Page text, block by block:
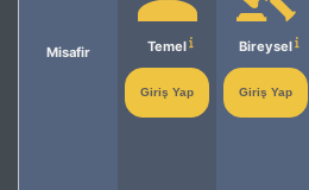
Misafir Temel
Giriş Yap
Bireysel
Giriş Yap